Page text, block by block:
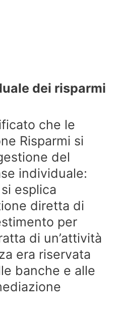
dei risparmi
che le
Risparmi si
del
individuale:
esplica
diretta di
per
di un’attività
era riservata
banche e alle